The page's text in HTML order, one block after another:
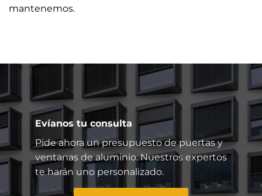
mantenemos.
Evíanos tu consulta
Pide ahora un presupuesto de puertas y
ventanas de aluminio. Nuestros expertos
te harán uno personalizado.